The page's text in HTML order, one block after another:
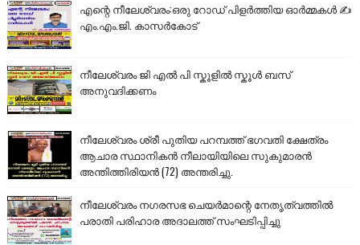
എന്റെ നീലേശ്വരം:ഒരു റോഡ് പിളർത്തിയ ഓർമ്മകൾ ✍️
എം.എം.ജി. കാസർകോട്
നീലേശ്വരം ജി എൽ പി സ്കൂളിൽ സ്കൂൾ ബസ്
അനുവദിക്കണം
നീലേശ്വരം ശ്രീ പുതിയ പറമ്പത്ത് ഭഗവതി ക്ഷേത്രം
ആചാര സ്ഥാനികൻ നീലായിയിലെ സുകുമാരൻ
അന്തിത്തിരിയൻ (72) അന്തരിച്ചു.
നീലേശ്വരം നഗരസഭ ചെയർമാന്റെ നേതൃത്വത്തിൽ
പരാതി പരിഹാര അദാലത്ത് സംഘടിപ്പിച്ചു